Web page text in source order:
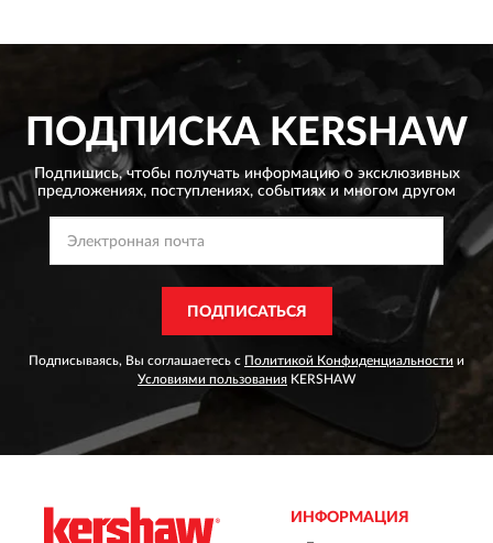
ПОДПИСКАKERSHAW
Подпишись, чтобы получать информацию о эксклюзивных
предложениях, поступлениях, событиях и многом другом
ПОДПИСАТЬСЯ
Подписываясь, Вы соглашаетесь с Политикой Конфиденциальности и
Условиями пользования KERSHAW
ИНФОРМАЦИЯ